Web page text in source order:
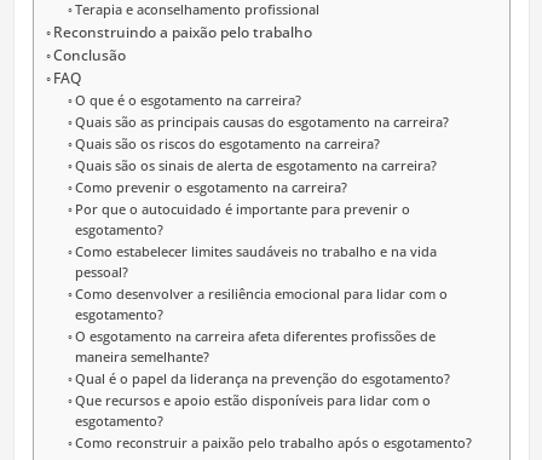
Terapia e aconselhamento profissional
Reconstruindo a paixão pelo trabalho
Conclusão
FAQ
O que é o esgotamento na carreira?
Quais são as principais causas do esgotamento na carreira?
Quais são os riscos do esgotamento na carreira?
Quais são os sinais de alerta de esgotamento na carreira?
Como prevenir o esgotamento na carreira?
Por que o autocuidado é importante para prevenir o
esgotamento?
Como estabelecer limites saudáveis no trabalho e na vida
pessoal?
Como desenvolver a resiliência emocional para lidar com o
esgotamento?
O esgotamento na carreira afeta diferentes profissões de
maneira semelhante?
Qual é o papel da liderança na prevenção do esgotamento?
Que recursos e apoio estão disponíveis para lidar com o
esgotamento?
Como reconstruir a paixão pelo trabalho após o esgotamento?